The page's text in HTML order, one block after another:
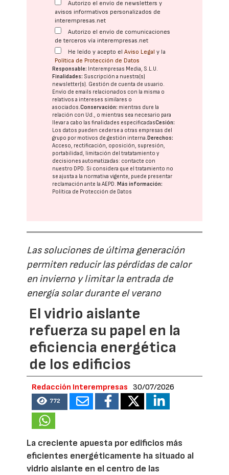
Autorizo el envío de newsletters y
avisos informativos personalizados de
interempresas.net
Autorizo el envío de comunicaciones
de terceros vía interempresas.net
He leído y acepto elAviso Legal y la
Política de Protección de Datos
Responsable: Interempresas Media, S.L.U.
Finalidades: Suscripción a nuestra(s)
newsletter(s). Gestión de cuenta de usuario.
Envío de emails relacionados con la misma o
relativos a intereses similares o
asociados.Conservación: mientras dure la
relación con Ud., o mientras sea necesario para
llevar a cabo las finalidades especificadasCesión:
Los datos pueden cederse a otras empresas del
grupo por motivos de gestión interna.Derechos:
Acceso, rectificación, oposición, supresión,
portabilidad, limitación del tratatamiento y
decisiones automatizadas: contacte con
nuestro DPD. Si considera que el tratamiento no
se ajusta a la normativa vigente, puede presentar
reclamación ante laAEPD.Más información:
Política de Protección de Datos
Las soluciones de última generación
permiten reducir las pérdidas de calor
en invierno y limitar la entrada de
energía solar durante el verano
El vidrio aislante
refuerza su papel en la
eficiencia energética
de los edificios
Redacción Interempresas 30/07/2026
772
La creciente apuesta por edificios más
eficientes energéticamente ha situado al
vidrio aislante en el centro de las